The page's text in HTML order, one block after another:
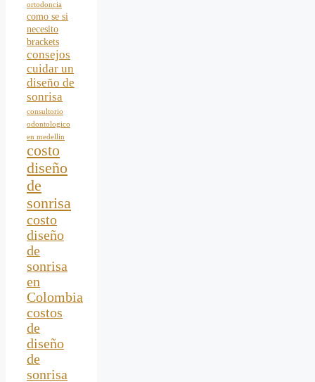
ortodoncia
como se si
necesito
brackets
consejos
cuidar un
diseño de
sonrisa
consultorio
odontologico
en medellin
costo
diseño
de
sonrisa
costo
diseño
de
sonrisa
en
Colombia
costos
de
diseño
de
sonrisa